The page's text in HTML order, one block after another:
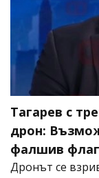
Тагарев с
дрон:
фалшив флаг
Дронът се